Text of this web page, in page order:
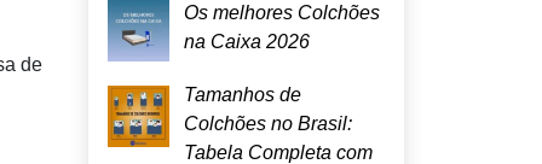
de
Os melhores Colchões
na Caixa 2026
Tamanhos de
Colchões no Brasil:
Tabela Completa com